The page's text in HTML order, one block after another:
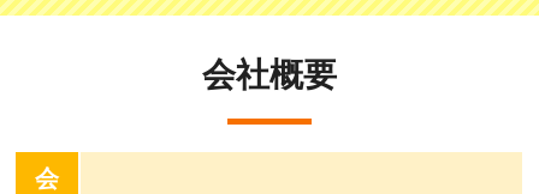
会社概要
会